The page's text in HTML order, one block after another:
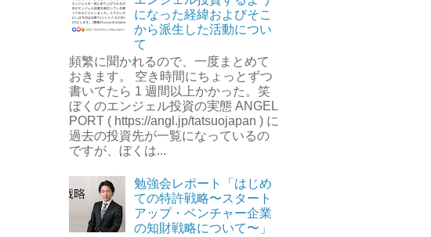
になった経緯およびそこ
から派生した活動につい
て
頻繁に聞かれるので、一度まとめて
おきます。 空き時間にちょっとずつ
書いてたら 1 週間以上かかった。笑
ぼくのエンジェル投資の実態 ANGEL
PORT ( https://angl.jp/tatsuojapan ) に
過去の投資先が一覧になっているの
ですが、ぼくは...
勉強会レポート「はじめ
ての特許戦略〜スタート
アップ・ベンチャー企業
の知財戦略について〜」